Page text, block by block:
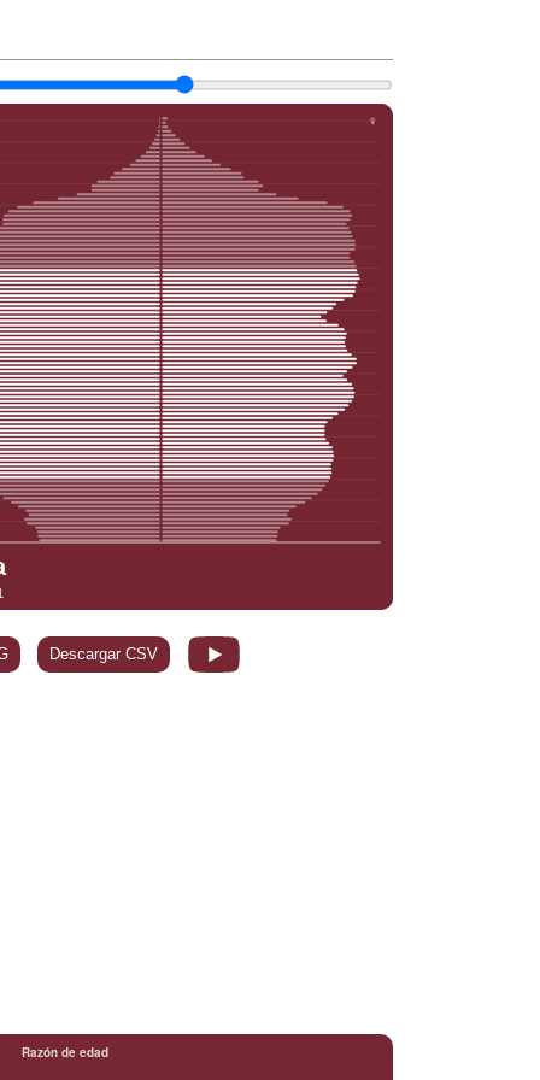
Descargar CSV